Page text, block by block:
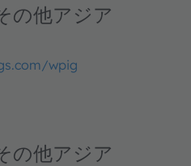
の他アジア
wpig
の他アジア